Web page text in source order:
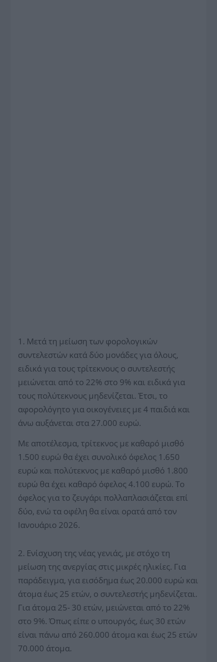
1. Μετά τη μείωση των φορολογικών
συντελεστών κατά δύο μονάδες για όλους,
ειδικά για τους τρίτεκνους ο συντελεστής
μειώνεται από το 22% στο 9% και ειδικά για
τους πολύτεκνους μηδενίζεται. Έτσι, το
αφορολόγητο για οικογένειες με 4 παιδιά και
άνω αυξάνεται στα 27.000 ευρώ.
Με αποτέλεσμα, τρίτεκνος με καθαρό μισθό
1.500 ευρώ θα έχει συνολικό όφελος 1.650
ευρώ και πολύτεκνος με καθαρό μισθό 1.800
ευρώ θα έχει καθαρό όφελος 4.100 ευρώ. Το
όφελος για το ζευγάρι πολλαπλασιάζεται επί
δύο, ενώ τα οφέλη θα είναι ορατά από τον
Ιανουάριο 2026.
2. Ενίσχυση της νέας γενιάς, με στόχο τη
μείωση της ανεργίας στις μικρές ηλικίες. Για
παράδειγμα, για εισόδημα έως 20.000 ευρώ και
άτομα έως 25 ετών, ο συντελεστής μηδενίζεται.
Για άτομα 25- 30 ετών, μειώνεται από το 22%
στο 9%. Όπως είπε ο υπουργός, έως 30 ετών
είναι πάνω από 260.000 άτομα και έως 25 ετών
70.000 άτομα.